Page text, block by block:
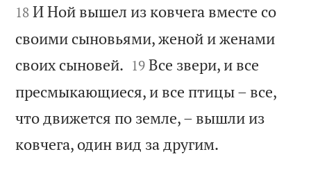
18 И Ной вышел из ковчега вместе со
своими сыновьями, женой и женами
своих сыновей. 

19 Все звери, и все
пресмыкающиеся, и все птицы – все,
что движется по земле, – вышли из
ковчега, один вид за другим.